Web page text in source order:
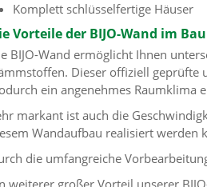
Komplett schlüsselfertige Häuser
Vorteile der BIJO-Wand im
BIJO-Wand ermöglicht Ihnen
Dieser offiziell geprüfte
ein angenehmes Raumklima
markant ist auch die
Wandaufbau realisiert werden
die umfangreiche